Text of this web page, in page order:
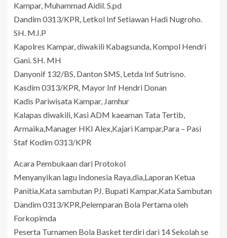
Kampar, Muhammad Aidil. S.pd
Dandim 0313/KPR, Letkol Inf Setiawan Hadi Nugroho.
SH. M.I.P
Kapolres Kampar, diwakili Kabagsunda, Kompol Hendri
Gani. SH. MH
Danyonif 132/BS, Danton SMS, Letda Inf Sutrisno.
Kasdim 0313/KPR, Mayor Inf Hendri Donan
Kadis Pariwisata Kampar, Jamhur
Kalapas diwakili, Kasi ADM kaeaman Tata Tertib,
Armaika,Manager HKI Alex,Kajari Kampar,Para – Pasi
Staf Kodim 0313/KPR
Acara Pembukaan dari Protokol
Menyanyikan lagu Indonesia Raya,dia,Laporan Ketua
Panitia,Kata sambutan PJ. Bupati Kampar,Kata Sambutan
Dandim 0313/KPR,Pelemparan Bola Pertama oleh
Forkopimda
Peserta Turnamen Bola Basket terdiri dari 14 Sekolah se